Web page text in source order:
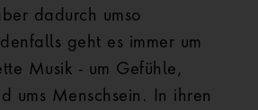
dadurch umso
geht es immer um
Musik - um Gefühle,
ums Menschsein. In ihren